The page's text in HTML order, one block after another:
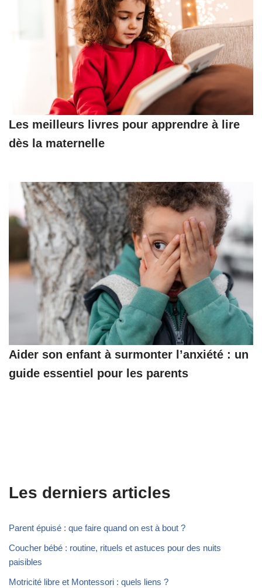
Les meilleurs livres pour apprendre à lire
dès la maternelle
Aider son enfant à surmonter l’anxiété : un
guide essentiel pour les parents
Les derniers articles
Parent épuisé : que faire quand on est à bout ?
Coucher bébé : routine, rituels et astuces pour des nuits
paisibles
Motricité libre et Montessori : quels liens ?